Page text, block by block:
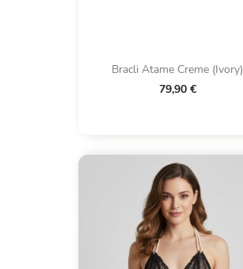
Bracli Atame Creme (Ivory)
79,90 €